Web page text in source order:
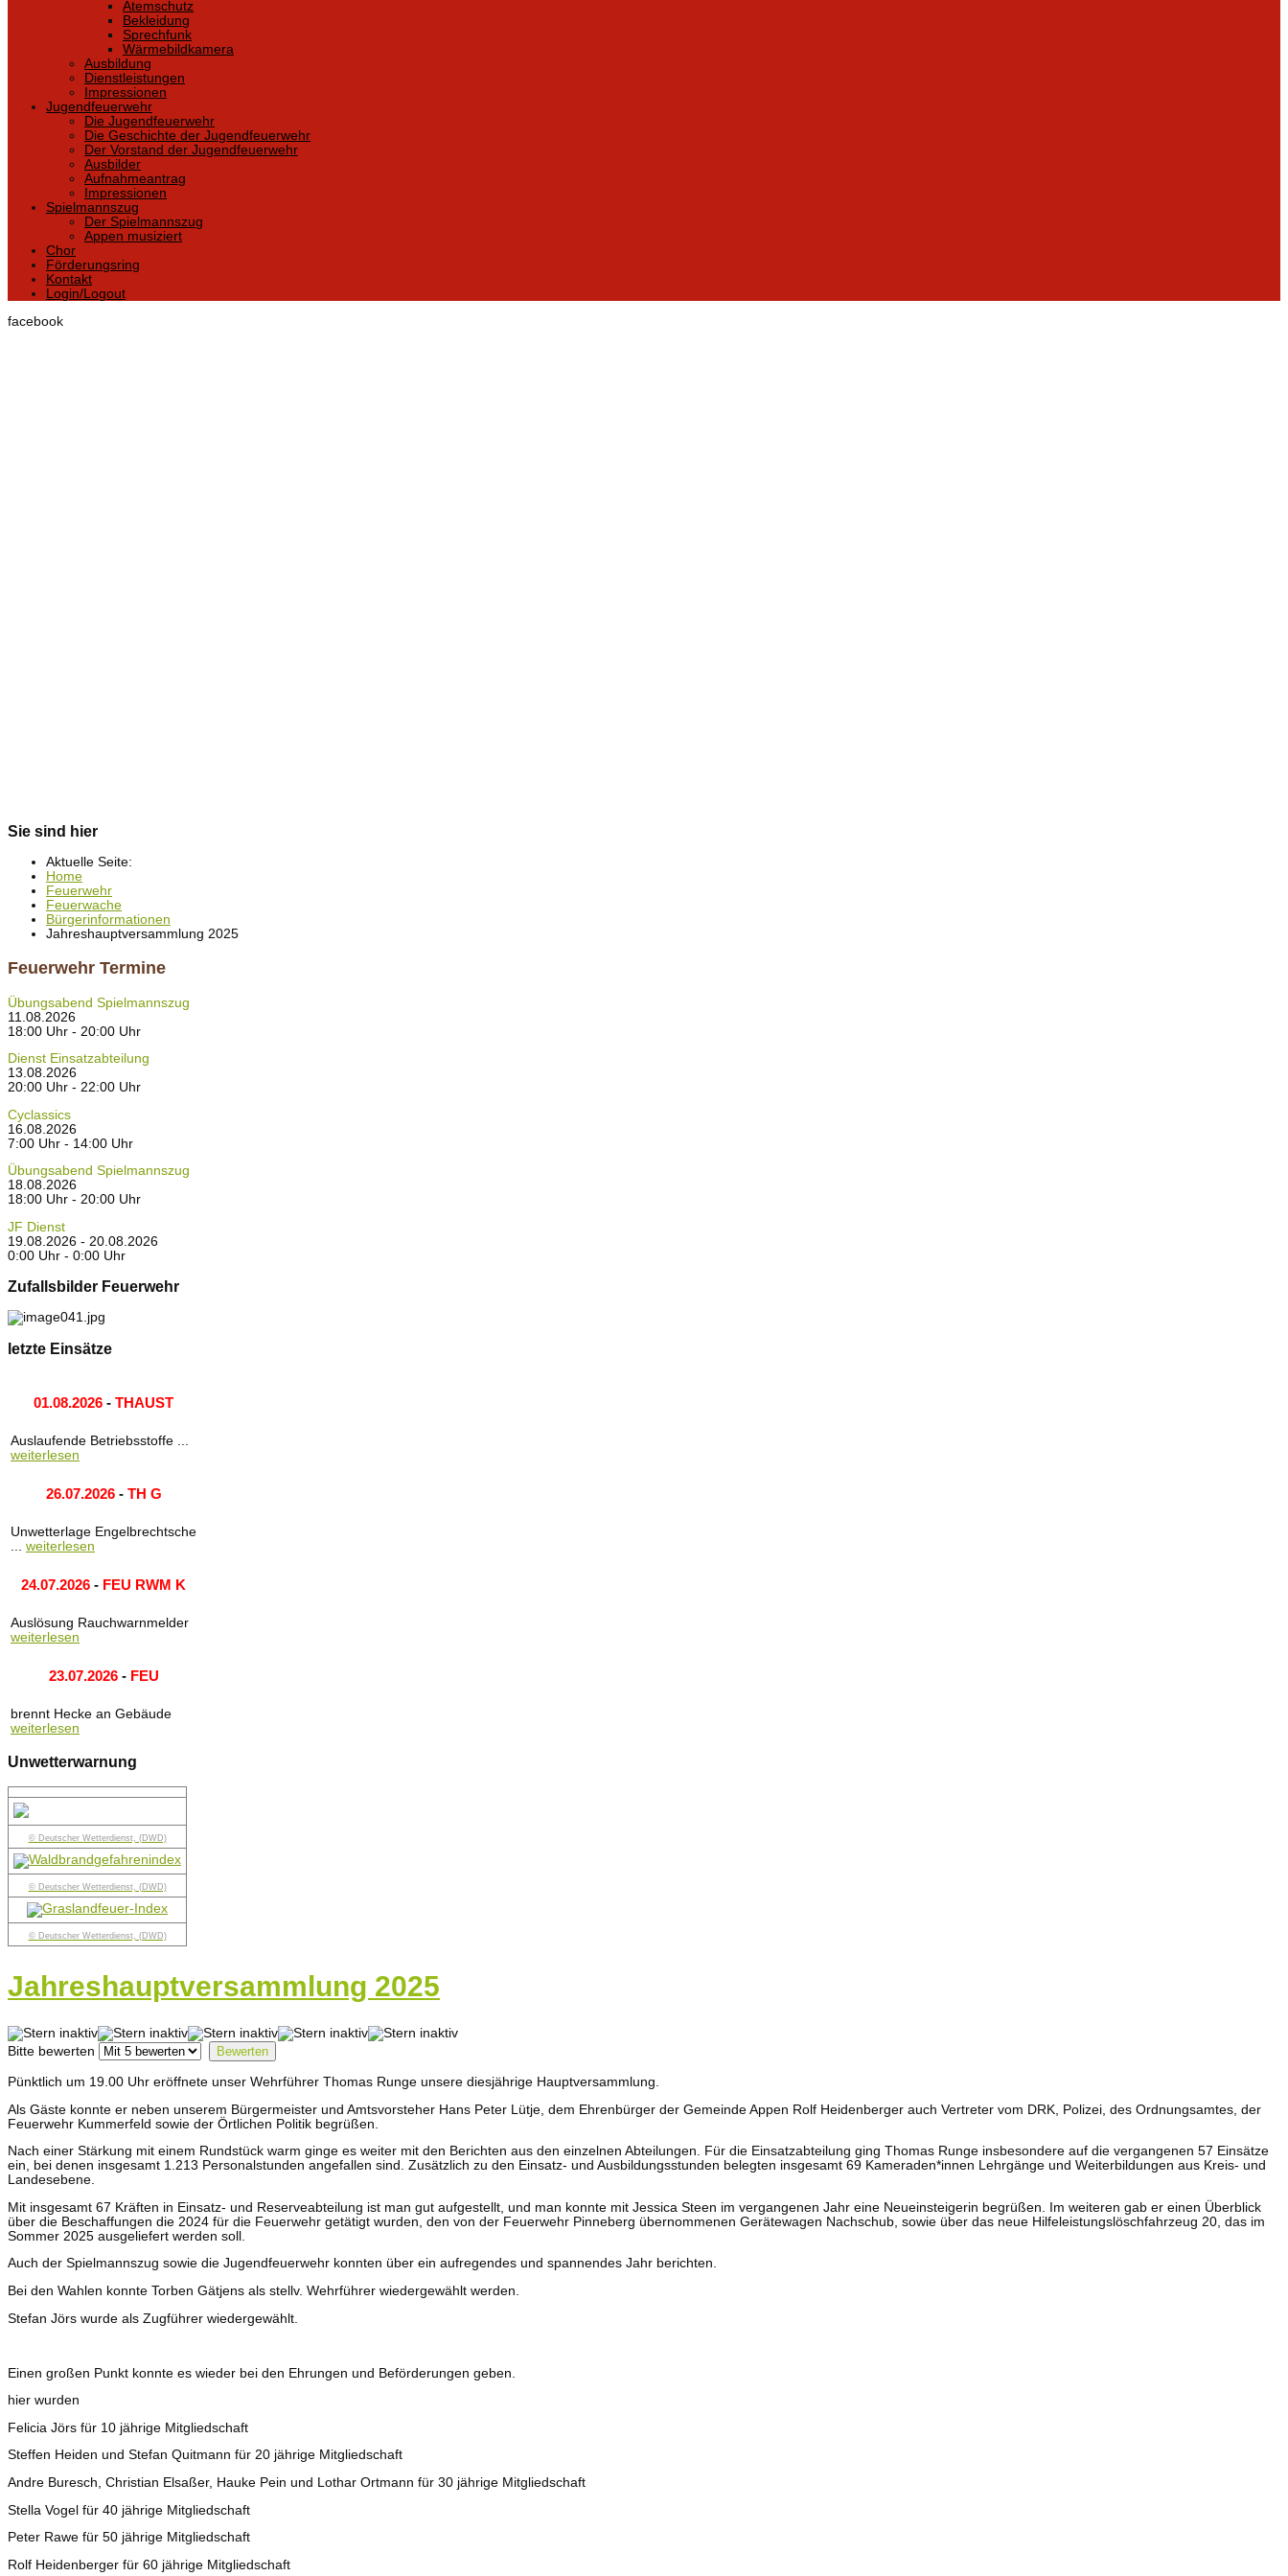
Atemschutz
Bekleidung
Sprechfunk
Wärmebildkamera
Ausbildung
Dienstleistungen
Impressionen
Jugendfeuerwehr
Die Jugendfeuerwehr
Die Geschichte der Jugendfeuerwehr
Der Vorstand der Jugendfeuerwehr
Ausbilder
Aufnahmeantrag
Impressionen
Spielmannszug
Der Spielmannszug
Appen musiziert
Chor
Förderungsring
Kontakt
Login/Logout
facebook
Sie sind hier
Aktuelle Seite:
Home
Feuerwehr
Feuerwache
Bürgerinformationen
Jahreshauptversammlung 2025
Feuerwehr Termine
Übungsabend Spielmannszug
11.08.2026
18:00 Uhr - 20:00 Uhr
Dienst Einsatzabteilung
13.08.2026
20:00 Uhr - 22:00 Uhr
Cyclassics
16.08.2026
7:00 Uhr - 14:00 Uhr
Übungsabend Spielmannszug
18.08.2026
18:00 Uhr - 20:00 Uhr
JF Dienst
19.08.2026 - 20.08.2026
0:00 Uhr - 0:00 Uhr
Zufallsbilder Feuerwehr
letzte Einsätze
01.08.2026 - THAUST
Auslaufende Betriebsstoffe ...
weiterlesen
26.07.2026- TH G
Unwetterlage Engelbrechtsche
... weiterlesen
24.07.2026 - FEU RWM K
Auslösung Rauchwarnmelder
weiterlesen
23.07.2026- FEU
brennt Hecke an Gebäude
weiterlesen
Unwetterwarnung
© Deutscher Wetterdienst, (DWD)
© Deutscher Wetterdienst, (DWD)
© Deutscher Wetterdienst, (DWD)
Jahreshauptversammlung 2025
Bitte bewerten
Pünktlich um 19.00 Uhr eröffnete unser Wehrführer Thomas Runge unsere diesjährige Hauptversammlung.
Als Gäste konnte er neben unserem Bürgermeister und Amtsvorsteher Hans Peter Lütje, dem Ehrenbürger der Gemeinde Appen Rolf Heidenberger auch Vertreter vom DRK, Polizei, des Ordnungsamtes, der
Feuerwehr Kummerfeld sowie der Örtlichen Politik begrüßen.
Nach einer Stärkung mit einem Rundstück warm ginge es weiter mit den Berichten aus den einzelnen Abteilungen. Für die Einsatzabteilung ging Thomas Runge insbesondere auf die vergangenen 57 Einsätze
ein, bei denen insgesamt 1.213 Personalstunden angefallen sind. Zusätzlich zu den Einsatz- und Ausbildungsstunden belegten insgesamt 69 Kameraden*innen Lehrgänge und Weiterbildungen aus Kreis- und
Landesebene.
Mit insgesamt 67 Kräften in Einsatz- und Reserveabteilung ist man gut aufgestellt, und man konnte mit Jessica Steen im vergangenen Jahr eine Neueinsteigerin begrüßen. Im weiteren gab er einen Überblick
über die Beschaffungen die 2024 für die Feuerwehr getätigt wurden, den von der Feuerwehr Pinneberg übernommenen Gerätewagen Nachschub, sowie über das neue Hilfeleistungslöschfahrzeug 20, das im
Sommer 2025 ausgeliefert werden soll.
Auch der Spielmannszug sowie die Jugendfeuerwehr konnten über ein aufregendes und spannendes Jahr berichten.
Bei den Wahlen konnte Torben Gätjens als stellv. Wehrführer wiedergewählt werden.
Stefan Jörs wurde als Zugführer wiedergewählt.
Einen großen Punkt konnte es wieder bei den Ehrungen und Beförderungen geben.
hier wurden
Felicia Jörs für 10 jährige Mitgliedschaft
Steffen Heiden und Stefan Quitmann für 20 jährige Mitgliedschaft
Andre Buresch, Christian Elsaßer, Hauke Pein und Lothar Ortmann für 30 jährige Mitgliedschaft
Stella Vogel für 40 jährige Mitgliedschaft
Peter Rawe für 50 jährige Mitgliedschaft
Rolf Heidenberger für 60 jährige Mitgliedschaft